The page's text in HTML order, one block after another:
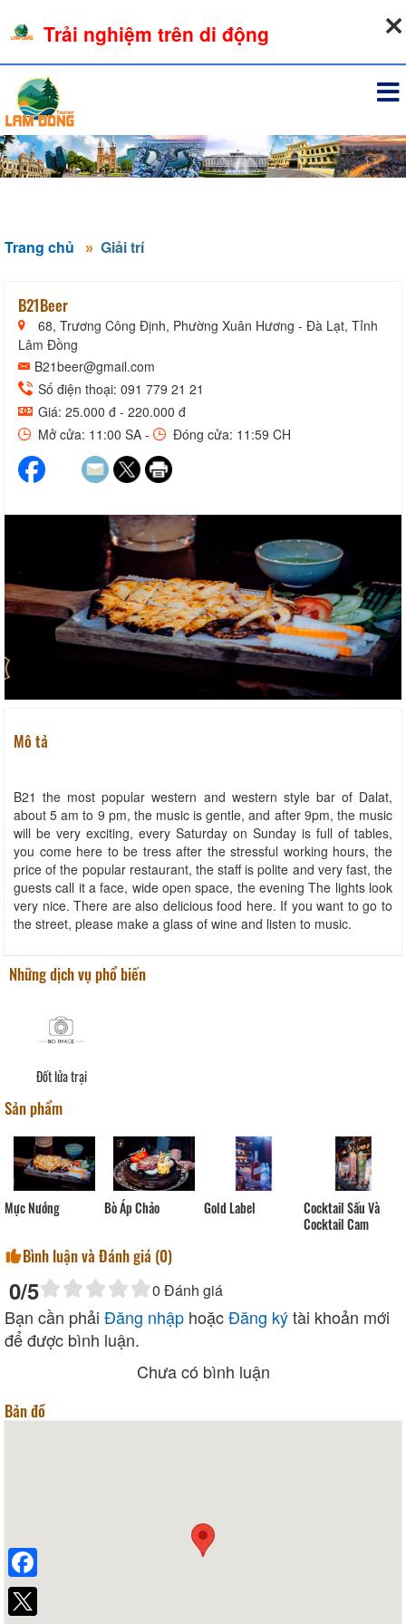
Trang chủ Giải trí
B21Beer
68, Trương Công Định, Phường Xuân Hương - Đà Lạt, Tỉnh
Lâm Đồng
B21beer@gmail.com
Số điện thoại: 091 779 21 21
Giá: 25.000 đ - 220.000 đ
Mở cửa: 11:00 SA -
Đóng cửa: 11:59 CH
Mô tả
B21 the most popular western and western style bar of Dalat,
about 5 am to 9 pm, the music is gentle, and after 9pm, the music
will be very exciting, every Saturday on Sunday is full of tables,
you come here to be tress after the stressful working hours, the
price of the popular restaurant, the staff is polite and very fast, the
guests call it a face, wide open space, the evening The lights look
very nice. There are also delicious food here. If you want to go to
the street, please make a glass of wine and listen to music.
Những dịch vụ phổ biến
Đốt lửa trại
Sản phẩm
Mực Nướng Bò Áp Chảo Gold Label
Cocktail Sấu Và
Cocktail Cam
Bình luận và Đánh giá (0)
0/5 0 Đánh giá
Bạn cần phải Đăng nhập hoặcĐăng kýtài khoản mới
để được bình luận.
Chưa có bình luận
Bản đồ
Trải nghiệm trên di động
Facebook